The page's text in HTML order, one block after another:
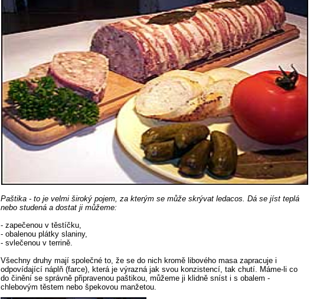
Paštika - to je velmi široký pojem, za kterým se může skrývat ledacos. Dá se jíst teplá
nebo studená a dostat ji můžeme:
- zapečenou v těstíčku,
- obalenou plátky slaniny,
- svlečenou v terrině.
Všechny druhy mají společné to, že se do nich kromě libového masa zapracuje i
odpovídající náplň (farce), která je výrazná jak svou konzistencí, tak chutí. Máme-li co
do činění se správně připravenou paštikou, můžeme ji klidně sníst i s obalem -
chlebovým těstem nebo špekovou manžetou.